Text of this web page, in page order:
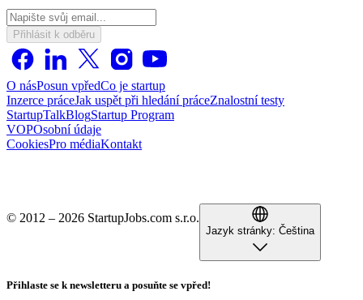
Přihlásit k odběru
O násPosun vpředCo je startup
Inzerce práceJak uspět při hledání práceZnalostní testy
StartupTalkBlogStartup Program
VOPOsobní údaje
CookiesPro médiaKontakt
© 2012 – 2026 StartupJobs.com s.r.o.
Jazyk stránky: Čeština
Přihlaste se k newsletteru a posuňte se vpřed!